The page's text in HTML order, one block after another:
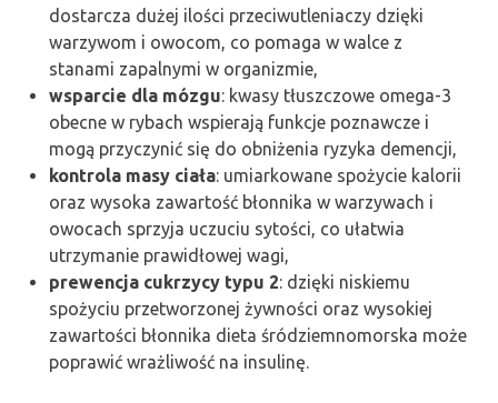
dostarcza dużej ilości przeciwutleniaczy dzięki
warzywom i owocom, co pomaga w walce z
stanami zapalnymi w organizmie,
wsparcie dla mózgu: kwasy tłuszczowe omega-3
obecne w rybach wspierają funkcje poznawcze i
mogą przyczynić się do obniżenia ryzyka demencji,
kontrola masy ciała: umiarkowane spożycie kalorii
oraz wysoka zawartość błonnika w warzywach i
owocach sprzyja uczuciu sytości, co ułatwia
utrzymanie prawidłowej wagi,
prewencja cukrzycy typu 2: dzięki niskiemu
spożyciu przetworzonej żywności oraz wysokiej
zawartości błonnika dieta śródziemnomorska może
poprawić wrażliwość na insulinę.